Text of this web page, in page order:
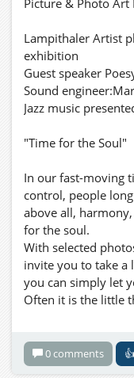
Picture & Photo
Lampithaler Artist
exhibition
Guest speaker
Sound
Jazz music
"Time for the Soul"
In our fast-moving
control, people
above all,
for the soul.
With selected
invite you to take a
you can simply let
Often it is the little
moment and thus
that is good for you.
0 comments 👍